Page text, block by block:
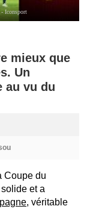
- Iconsport
mieux que
Un
au vu du
Coupe du
et a
, véritable